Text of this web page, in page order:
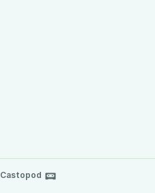
Castopod